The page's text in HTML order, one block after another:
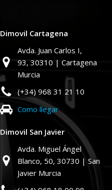
Dimovil Cartagena
Avda. Juan Carlos I,
93, 30310 | Cartagena
Murcia
(+34) 968 31 21 10
Como llegar
Dimovil San Javier
Avda. Miguel Ángel
Blanco, 50, 30730 | San
Javier Murcia